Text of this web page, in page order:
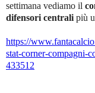
settimana vediamo il
difensori centrali più
https://
stat-corner-compagni-
433512